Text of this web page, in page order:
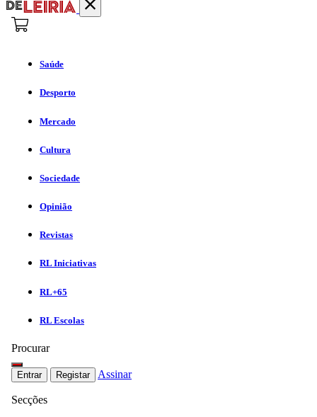
Saúde
Desporto
Mercado
Cultura
Sociedade
Opinião
Revistas
RL Iniciativas
RL+65
RL Escolas
Procurar
Entrar Registar Assinar
Secções